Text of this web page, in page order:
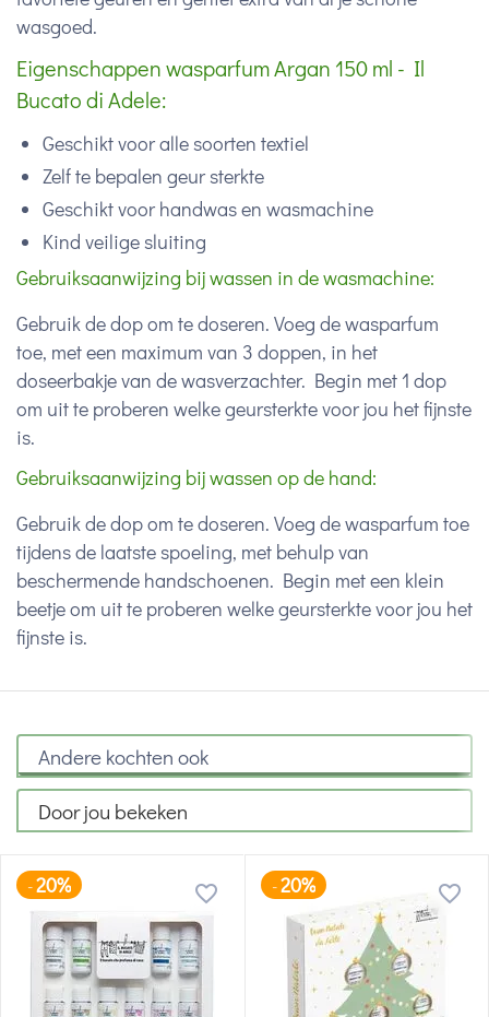
wasgoed.
Eigenschappen wasparfum Argan 150 ml - Il
Bucato di Adele:
Geschikt voor alle soorten textiel
Zelf te bepalen geur sterkte
Geschikt voor handwas en wasmachine
Kind veilige sluiting
Gebruiksaanwijzing bij wassen in de wasmachine:
Gebruik de dop om te doseren. Voeg de wasparfum
toe, met een maximum van 3 doppen, in het
doseerbakje van de wasverzachter. Begin met 1 dop
om uit te proberen welke geursterkte voor jou het fijnste
is.
Gebruiksaanwijzing bij wassen op de hand:
Gebruik de dop om te doseren. Voeg de wasparfum toe
tijdens de laatste spoeling, met behulp van
beschermende handschoenen. Begin met een klein
beetje om uit te proberen welke geursterkte voor jou het
fijnste is.
Andere kochten ook
Door jou bekeken
-20% -20%